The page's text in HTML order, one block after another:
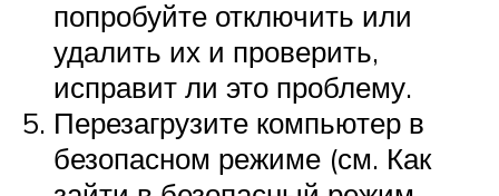
попробуйте отключить или
удалить их и проверить,
исправит ли это проблему.
Перезагрузите компьютер в
безопасном режиме (см. Как